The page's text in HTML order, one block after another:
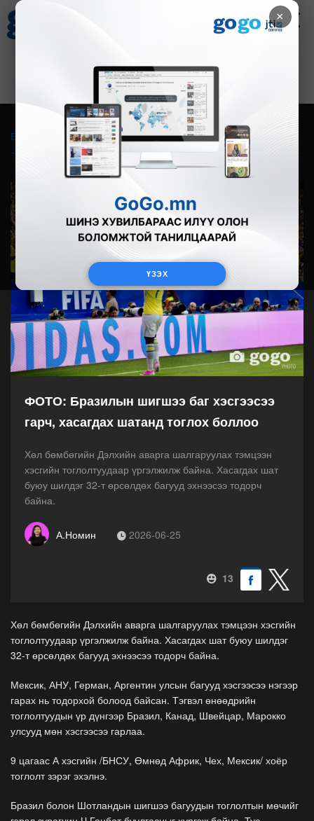
×
ҮЗЭХ
Зурхай
8.08
Бүгд Фото Видео Зурган өгүүлэмж
ФОТО: Бразилын шигшээ баг хэсгээсээ
гарч, хасагдах шатанд тоглох боллоо
Хөл бөмбөгийн Дэлхийн аварга шалгаруулах тэмцээн
хэсгийн тоглолтуудаар үргэлжилж байна. Хасагдах шат
буюу шилдэг 32-т өрсөлдөх багууд эхнээсээ тодорч
байна.
А.Номин 2026-06-25
13
Хөл бөмбөгийн Дэлхийн аварга шалгаруулах тэмцээн хэсгийн
тоглолтуудаар үргэлжилж байна. Хасагдах шат буюу шилдэг
32-т өрсөлдөх багууд эхнээсээ тодорч байна.
Мексик, АНУ, Герман, Аргентин улсын багууд хэсгээсээ нэгээр
гарах нь тодорхой болоод байсан. Тэгвэл өнөөдрийн
тоглолтуудын үр дүнгээр Бразил, Канад, Швейцар, Марокко
улсууд мөн хэсгээсээ гарлаа.
9 цагаас А хэсгийн /БНСУ, Өмнөд Африк, Чех, Мексик/ хоёр
тоглолт зэрэг эхэлнэ.
Бразил болон Шотландын шигшээ багуудын тоглолтын мөчийг